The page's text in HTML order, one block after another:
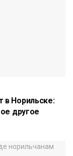
в Норильске:
другое